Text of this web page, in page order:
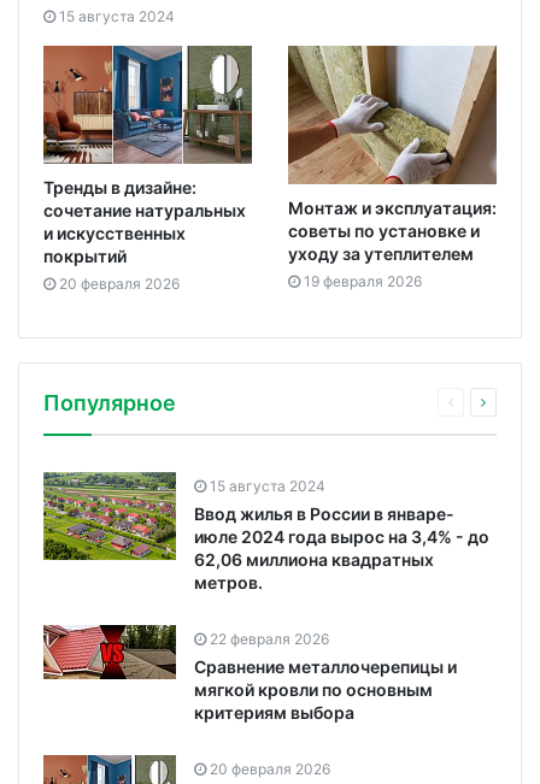
15 августа 2024
Тренды в дизайне:
сочетание натуральных
и искусственных
покрытий
20 февраля 2026
Монтаж и эксплуатация:
советы по установке и
уходу за утеплителем
19 февраля 2026
Популярное
15 августа 2024
Ввод жилья в России в январе-
июле 2024 года вырос на 3,4% - до
62,06 миллиона квадратных
метров.
22 февраля 2026
Сравнение металлочерепицы и
мягкой кровли по основным
критериям выбора
20 февраля 2026